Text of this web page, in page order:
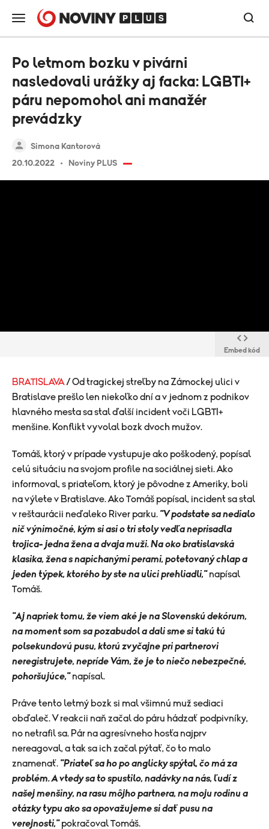
Simona Kantorová
20.10.2022
Noviny PLUS
Po letmom bozku v pivárni
nasledovali urážky aj facka: LGBTI+
páru nepomohol ani manažér
prevádzky
Embed kód
BRATISLAVA / Od tragickej streľby na Zámockej ulici v
Bratislave prešlo len niekoľko dní a v jednom z podnikov
hlavného mesta sa stal ďalší incident voči LGBTI+
menšine. Konflikt vyvolal bozk dvoch mužov.
Tomáš, ktorý v prípade vystupuje ako poškodený, popísal
celú situáciu na svojom profile na sociálnej sieti. Ako
informoval, s priateľom, ktorý je pôvodne z Ameriky, boli
na výlete v Bratislave. Ako Tomáš popísal, incident sa stal
v reštaurácii neďaleko River parku. "V podstate sa nedialo
nič výnimočné, kým si asi o tri stoly vedľa neprisadla
trojica- jedna žena a dvaja muži. Na oko bratislavská
klasika, žena s napichanými perami, potetovaný chlap a
jeden týpek, ktorého by ste na ulici prehliadli,"napísal
Tomáš.
"Aj napriek tomu, že viem aké je na Slovenskú dekórum,
na moment som sa pozabudol a dali sme si takú tú
polsekundovú pusu, ktorú zvyčajne pri partnerovi
neregistrujete, nepríde Vám, že je to niečo nebezpečné,
pohoršujúce,"napísal.
Práve tento letmý bozk si mal všimnú muž sediaci
obďaleč. V reakcii naň začal do páru hádzať podpivníky,
no netrafil sa. Pár na agresívneho hosťa najprv
nereagoval, a tak sa ich začal pýtať, čo to malo
znamenať. "Priateľ sa ho po anglicky spýtal, čo má za
problém. A vtedy sa to spustilo, nadávky na nás, ľudí z
našej menšiny, na rasu môjho partnera, na moju rodinu a
otázky typu ako sa opovažujeme si dať pusu na
verejnosti,"pokračoval Tomáš.